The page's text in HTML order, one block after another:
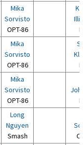
Mika
Sorvisto
OPT-86
Mika
Sorvisto
OPT-86
Mika
Sorvisto
OPT-86
Long
Nguyen
Smash